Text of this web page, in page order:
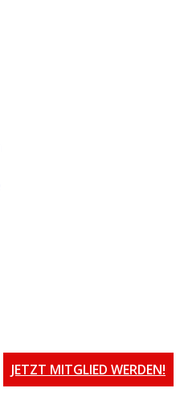
JETZT MITGLIED WERDEN!